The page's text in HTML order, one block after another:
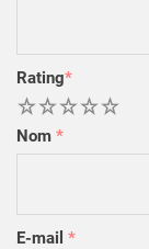
Rating*
5
4
3
2
Nom *
E-mail *